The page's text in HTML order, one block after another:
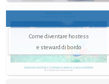
Come diventare hostess
e steward di bordo